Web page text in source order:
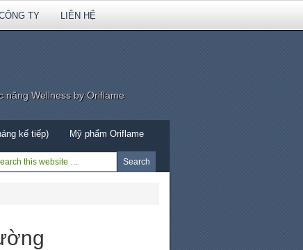
TY LIÊN HỆ
năng Wellness by Oriflame
kế tiếp) Mỹ phẩm Oriflame